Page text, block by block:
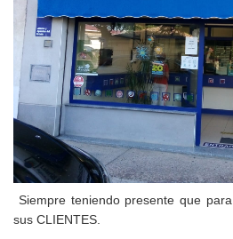
Siempre teniendo presente que
sus CLIENTES.